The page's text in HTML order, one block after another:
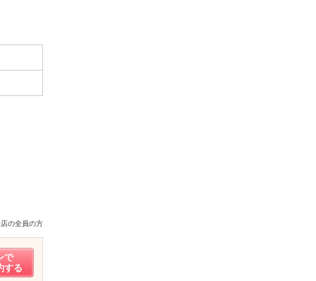
の全員の方
で
する